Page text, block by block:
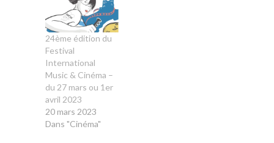
24ème édition du
Festival
International
Music & Cinéma –
du 27 mars ou 1er
avril 2023
20 mars 2023
Dans "Cinéma"